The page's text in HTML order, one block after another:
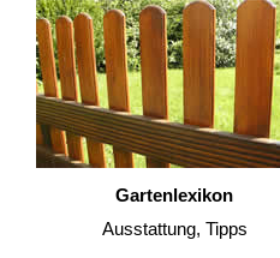
Gartenlexikon
Ausstattung, Tipps